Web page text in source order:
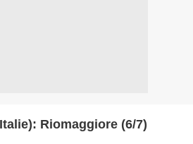
Riomaggiore (6/7)